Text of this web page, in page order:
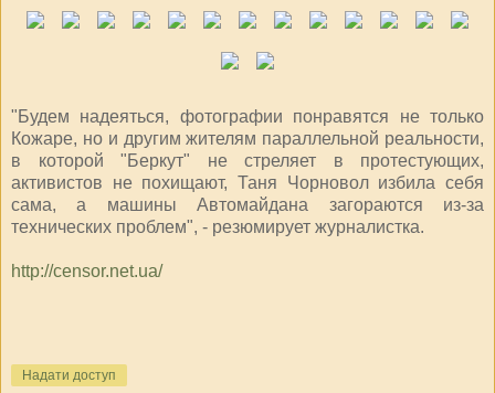
"Будем надеяться, фотографии понравятся не только
Кожаре, но и другим жителям параллельной реальности,
в которой "Беркут" не стреляет в протестующих,
активистов не похищают, Таня Чорновол избила себя
сама, а машины Автомайдана загораются из-за
технических проблем", - резюмирует журналистка.
http://censor.net.ua/
Надати доступ